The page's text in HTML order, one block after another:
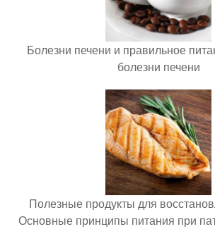
Болезни печени и правильное
болезни печени
Полезные продукты для
Основные принципы питания при